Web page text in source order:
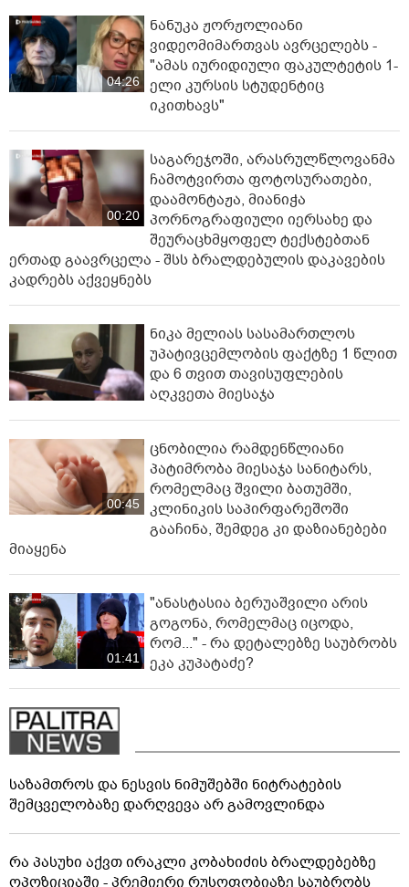
04:26
ნანუკა ჟორჟოლიანი
ვიდეომიმართვას ავრცელებს -
"ამას იურიდიული ფაკულტეტის 1-
ელი კურსის სტუდენტიც
იკითხავს"
00:20
საგარეჯოში, არასრულწლოვანმა
ჩამოტვირთა ფოტოსურათები,
დაამონტაჟა, მიანიჭა
პორნოგრაფიული იერსახე და
შეურაცხმყოფელ ტექსტებთან
ერთად გაავრცელა - შსს ბრალდებულის დაკავების
კადრებს აქვეყნებს
ნიკა მელიას სასამართლოს
უპატივცემლობის ფაქტზე 1 წლით
და 6 თვით თავისუფლების
აღკვეთა მიესაჯა
00:45
ცნობილია რამდენწლიანი
პატიმრობა მიესაჯა სანიტარს,
რომელმაც შვილი ბათუმში,
კლინიკის საპირფარეშოში
გააჩინა, შემდეგ კი დაზიანებები
მიაყენა
01:41
"ანასტასია ბერუაშვილი არის
გოგონა, რომელმაც იცოდა,
რომ..." - რა დეტალებზე საუბრობს
ეკა კუპატაძე?
საზამთროს და ნესვის ნიმუშებში ნიტრატების
შემცველობაზე დარღვევა არ გამოვლინდა
რა პასუხი აქვთ ირაკლი კობახიძის ბრალდებებზე
ოპოზიციაში - პრემიერი რუსოფობიაზე საუბრობს